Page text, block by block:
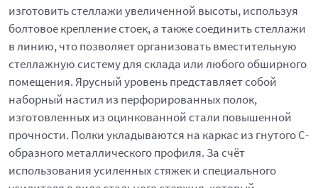
изготовить стеллажи увеличенной высоты, используя
болтовое крепление стоек, а также соединить стеллажи
в линию, что позволяет организовать вместительную
стеллажную систему для склада или любого обширного
помещения. Ярусный уровень представляет собой
наборный настил из перфорированных полок,
изготовленных из оцинкованной стали повышенной
прочности. Полки укладываются на каркас из гнутого С-
образного металлического профиля. За счёт
использования усиленных cтяжек и специального